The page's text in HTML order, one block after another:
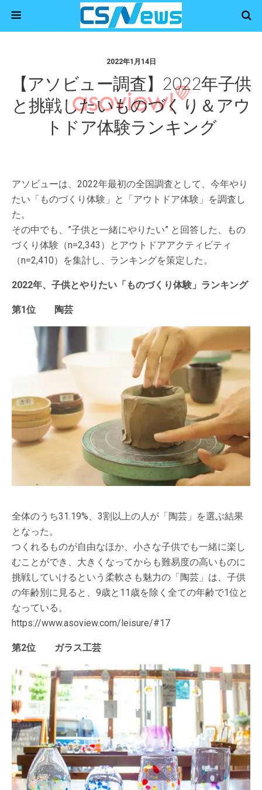
2022年1月14日
【アソビュー調査】2022年子供
と挑戦したいものづくり＆アウ
トドア体験ランキング
アソビューは、2022年最初の全国調査として、今年やり
たい「ものづくり体験」と「アウトドア体験」を調査し
た。
その中でも、”子供と一緒にやりたい” と回答した、もの
づくり体験（n=2,343）とアウトドアアクティビティ
（n=2,410）を集計し、ランキングを策定した。
2022年、子供とやりたい「ものづくり体験」ランキング
第1位 陶芸
全体のうち31.19%、3割以上の人が「陶芸」を選ぶ結果
となった。
つくれるものが自由なほか、小さな子供でも一緒に楽し
むことができ、大きくなってからも難易度の高いものに
挑戦していけるという柔軟さも魅力の「陶芸」は、子供
の年齢別に見ると、9歳と11歳を除く全ての年齢で1位と
なっている。
https://www.asoview.com/leisure/#17
第2位 ガラス工芸